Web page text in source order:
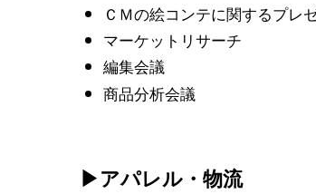
ＣＭの絵コンテに関するプレ
マーケットリサーチ
編集会議
商品分析会議
▶アパレル・物流